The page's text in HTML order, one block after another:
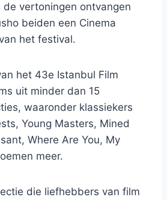
de vertoningen ontvangen
beiden een Cinema
het festival.
het 43e Istanbul Film
uit minder dan 15
waaronder klassiekers
Young Masters, Mined
Where Are You, My
meer.
die liefhebbers van film